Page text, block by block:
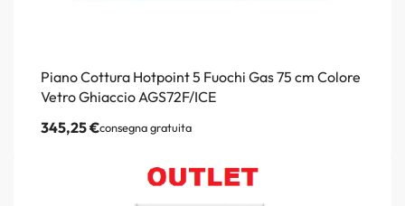
Piano Cottura Hotpoint 5 Fuochi Gas 75 cm Colore
Vetro Ghiaccio AGS72F/ICE
345,25€consegna gratuita